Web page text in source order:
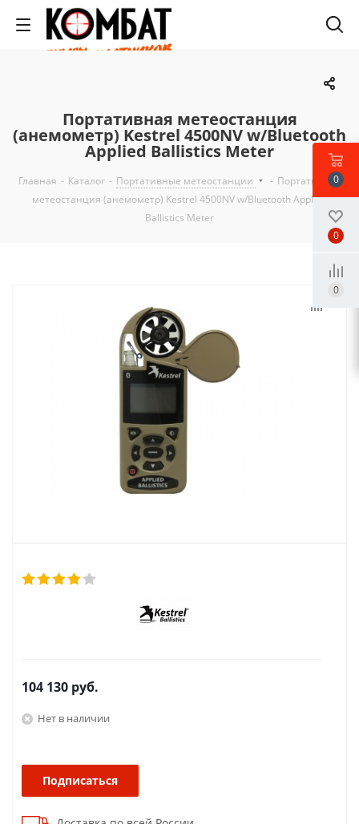
Портативная метеостанция
(анемометр) Kestrel 4500NV w/Bluetooth
Applied Ballistics Meter
Главная - Каталог - Портативные метеостанции - Портативная
метеостанция (анемометр) Kestrel 4500NV w/Bluetooth Applied
Ballistics Meter
104 130 руб.
Нет в наличии
Подписаться
0
0
0